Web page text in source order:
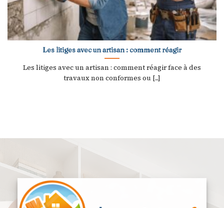
Les litiges avec un artisan : comment réagir
Les litiges avec un artisan : comment réagir face à des
travaux non conformes ou [...]